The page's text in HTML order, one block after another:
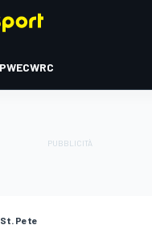
WECWRC
St. Pete